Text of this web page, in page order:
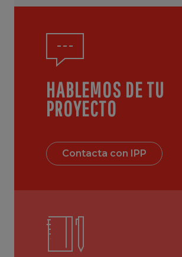
HABLEMOS DE TU
PROYECTO
Contacta con IPP